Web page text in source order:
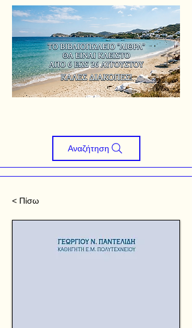
Αναζήτηση
< Πίσω